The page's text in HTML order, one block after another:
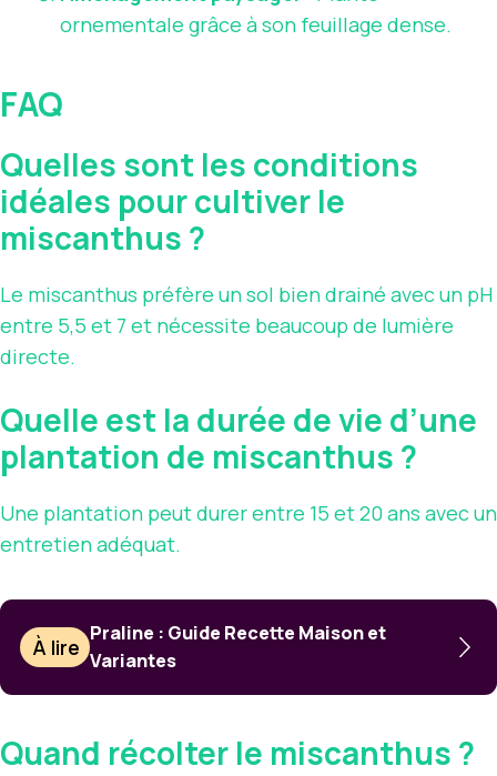
ornementale grâce à son feuillage dense.
FAQ
Quelles sont les conditions
idéales pour cultiver le
miscanthus ?
Le miscanthus préfère un sol bien drainé avec un pH
entre 5,5 et 7 et nécessite beaucoup de lumière
directe.
Quelle est la durée de vie d’une
plantation de miscanthus ?
Une plantation peut durer entre 15 et 20 ans avec un
entretien adéquat.
À lire
Praline : Guide Recette Maison et
Variantes
Quand récolter le miscanthus ?